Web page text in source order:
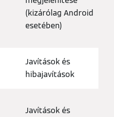
(kizárólag Android
esetében)
Javítások és
hibajavítások
Javítások és